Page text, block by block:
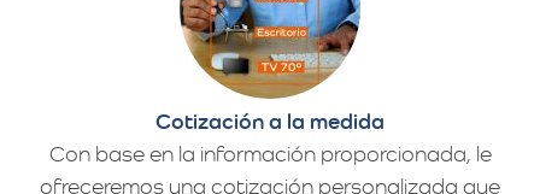
Cotización a la medida
Con base en la información proporcionada, le
ofreceremos una cotización personalizada que